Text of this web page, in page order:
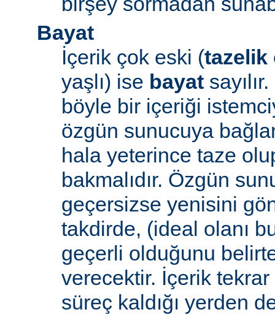
Bayat
İçerik çok eski (tazelik
yaşlı) ise bayat
böyle bir içeriği
özgün sunucuya
hala yeterince taze
bakmalıdır. Özgün
geçersizse yenisini
takdirde, (ideal olanı
geçerli olduğunu
verecektir. İçerik
süreç kaldığı yerden